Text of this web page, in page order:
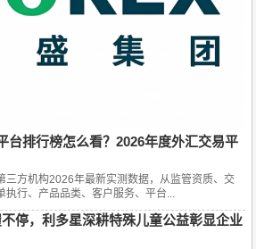
台排行榜怎么看？2026年度外汇交易平
三方机构2026年最新实测数据，从监管资质、交
执行、产品品类、客户服务、平台...
停，利多星深耕特殊儿童公益彰显企业